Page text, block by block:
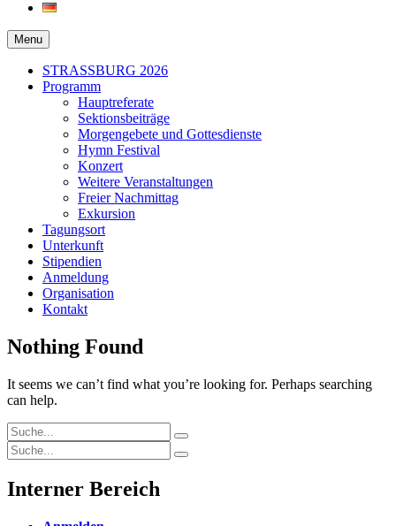
Menu
Secondary
menu
STRASSBURG 2026
Programm
Hauptreferate
Sektionsbeiträge
Morgengebete und Gottesdienste
Hymn Festival
Konzert
Weitere Veranstaltungen
Freier Nachmittag
Exkursion
Tagungsort
Unterkunft
Stipendien
Anmeldung
Organisation
Kontakt
Nothing Found
It seems we can’t find what you’re looking for. Perhaps searching
can help.
Search
for:
Search
Search
for:
Search
Interner Bereich